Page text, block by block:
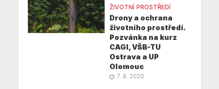
ŽIVOTNÍ PROSTŘEDÍ
Drony a ochrana
životního prostředí.
Pozvánka na kurz
CAGI, VŠB-TU
Ostrava a UP
Olomouc
7. 8. 2020